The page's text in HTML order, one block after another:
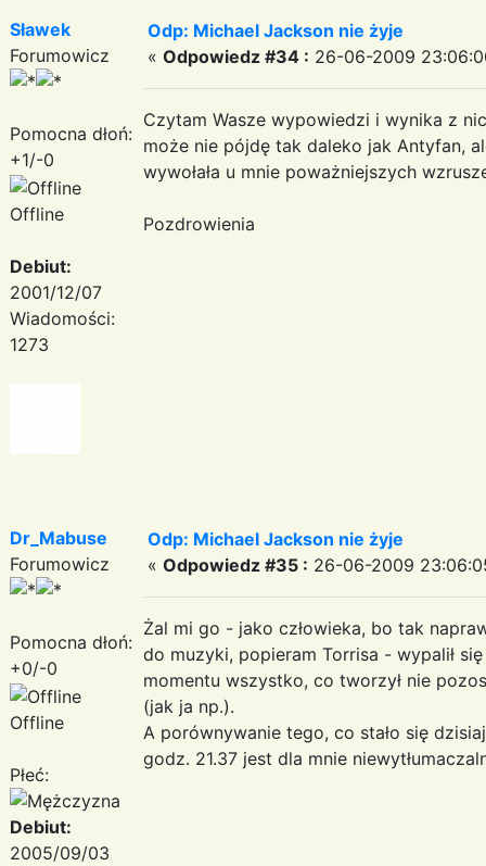
Sławek
Forumowicz
Pomocna dłoń:
+1/-0
Offline
Debiut:
2001/12/07
Wiadomości:
1273
Odp: Michael Jackson nie żyje
« Odpowiedz #34 : 26-06-2009
Czytam Wasze wypowiedzi i wynika z
może nie pójdę tak daleko jak Antyfan,
wywołała u mnie poważniejszych
Pozdrowienia
Dr_Mabuse
Forumowicz
Pomocna dłoń:
+0/-0
Offline
Płeć:
Debiut:
2005/09/03
Odp: Michael Jackson nie żyje
« Odpowiedz #35 : 26-06-2009
Żal mi go - jako człowieka, bo tak
do muzyki, popieram Torrisa - wypalił
momentu wszystko, co tworzył nie
(jak ja np.).
A porównywanie tego, co stało się
godz. 21.37 jest dla mnie